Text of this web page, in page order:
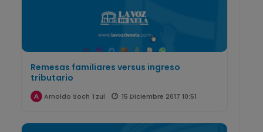
Remesas familiares versus ingreso
tributario
Arnoldo Soch Tzul 15 Diciembre 2017 10:51